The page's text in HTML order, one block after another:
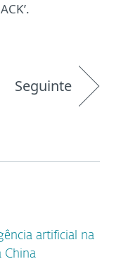
Seguinte
artificial na
China